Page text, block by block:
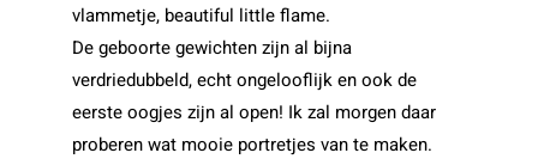
vlammetje, beautiful little flame.
De geboorte gewichten zijn al bijna
verdriedubbeld, echt ongelooflijk en ook de
eerste oogjes zijn al open! Ik zal morgen daar
proberen wat mooie portretjes van te maken.